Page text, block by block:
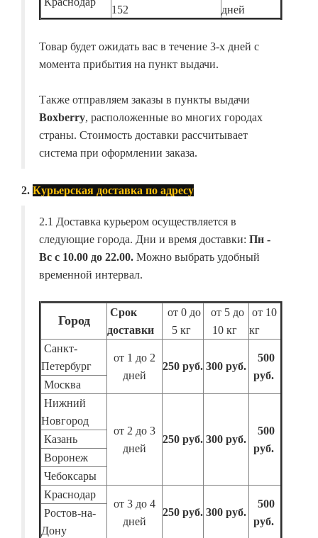
152
дней
Товар будет ожидать вас в течение 3-х дней с
момента прибытия на пункт выдачи.
Также отправляем заказы в пункты выдачи
Boxberry, расположенные во многих городах
страны. Стоимость доставки рассчитывает
система при оформлении заказа.
2. Курьерская доставка по адресу
2.1 Доставка курьером осуществляется в
следующие города. Дни и время доставки: Пн -
Вс с 10.00 до 22.00. Можно выбрать удобный
временной интервал.
Город
Срок
доставки
от 0 до
5 кг
от 5 до
10 кг
от 10
кг
Санкт-
Петербург
от 1 до 2
дней
250 руб. 300 руб.
500
руб.
Москва
Нижний
Новгород
от 2 до 3
дней
250 руб. 300 руб.
500
руб.
Казань
Воронеж
Чебоксары
Краснодар
от 3 до 4
дней
250 руб. 300 руб.
500
руб.
Ростов-на-
Дону